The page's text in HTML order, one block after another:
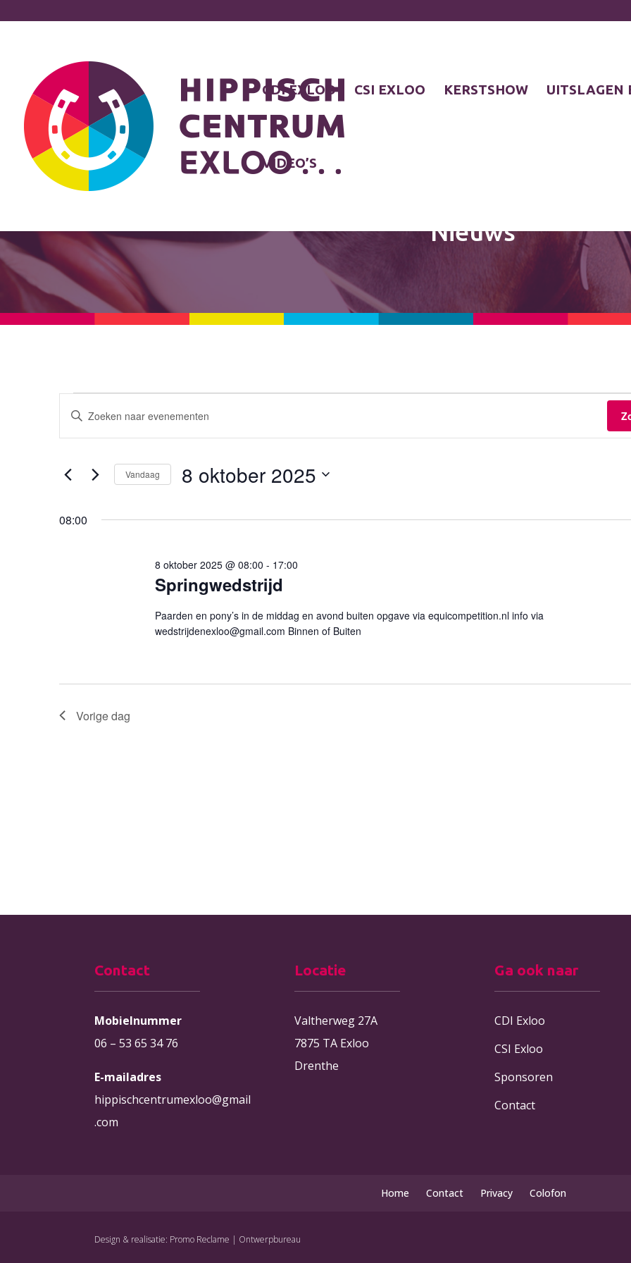
CDI EXLOO CSI EXLOO KERSTSHOW UITSLAGEN
VIDEO’S
Nieuws
Evenementen
oktober
Zoeken
weergeven
Vul
een
in.
voor
Vandaag 8 oktober 2025
een
08:00
Springwedstrijd
8 oktober 2025 @ 08:00 - 17:00
Paarden en pony’s in de middag en avond buiten opgave via equicompetition.nl info via
wedstrijdenexloo@gmail.com Binnen of Buiten
Vorige dag
Contact
Mobielnummer
06 – 53 65 34 76
E-mailadres
hippischcentrumexloo@gmail
.com
Locatie
Valtherweg 27A
7875 TA Exloo
Drenthe
Ga ook naar
CDI Exloo
CSI Exloo
Sponsoren
Contact
Home Contact Privacy Colofon
Design & realisatie: Promo Reclame | Ontwerpbureau